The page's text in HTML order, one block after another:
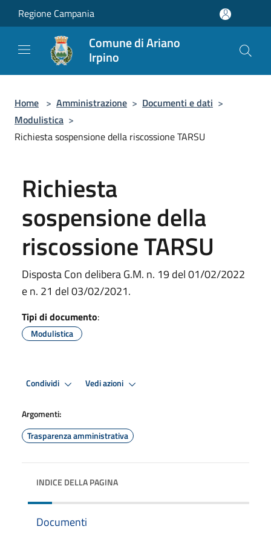
Salta al contenuto principale
Regione Campania
Comune di Ariano
Irpino
Home > Amministrazione > Documenti e dati >
Modulistica >
Richiesta sospensione della riscossione TARSU
Richiesta
sospensione della
riscossione TARSU
Disposta Con delibera G.M. n. 19 del 01/02/2022
e n. 21 del 03/02/2021.
Tipi di documento:
Modulistica
Condividi Vedi azioni
Argomenti:
Trasparenza amministrativa
INDICE DELLA PAGINA
Documenti